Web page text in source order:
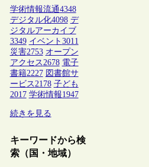
学術情報流通4348
デジタル化4098 デ
ジタルアーカイブ
3349 イベント 3011
災害2753 オープン
アクセス2678 電子
書籍2227 図書館サ
ービス2178 子ども
2017 学術情報1947
続きを見る
キーワードから検
索（国・地域）